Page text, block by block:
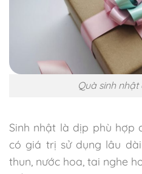
Quà sinh
Sinh nhật là dịp phù hợp
có giá trị sử dụng lâu
thun, nước hoa, tai nghe